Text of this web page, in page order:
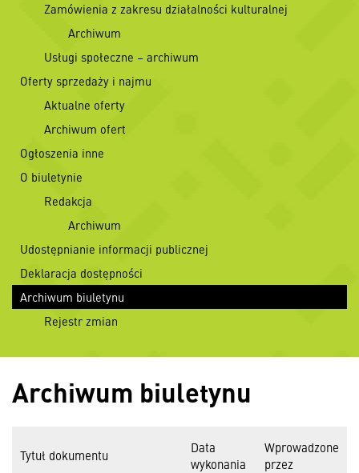
Zamówienia z zakresu działalności kulturalnej
Archiwum
Usługi społeczne – archiwum
Oferty sprzedaży i najmu
Aktualne oferty
Archiwum ofert
Ogłoszenia inne
O biuletynie
Redakcja
Archiwum
Udostępnianie informacji publicznej
Deklaracja dostępności
Archiwum biuletynu
Rejestr zmian
Archiwum biuletynu
Tytuł dokumentu
Data
wykonania
Wprowadzone
przez